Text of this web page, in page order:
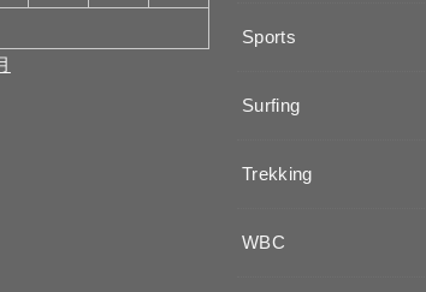
Sports
Surfing
Trekking
WBC